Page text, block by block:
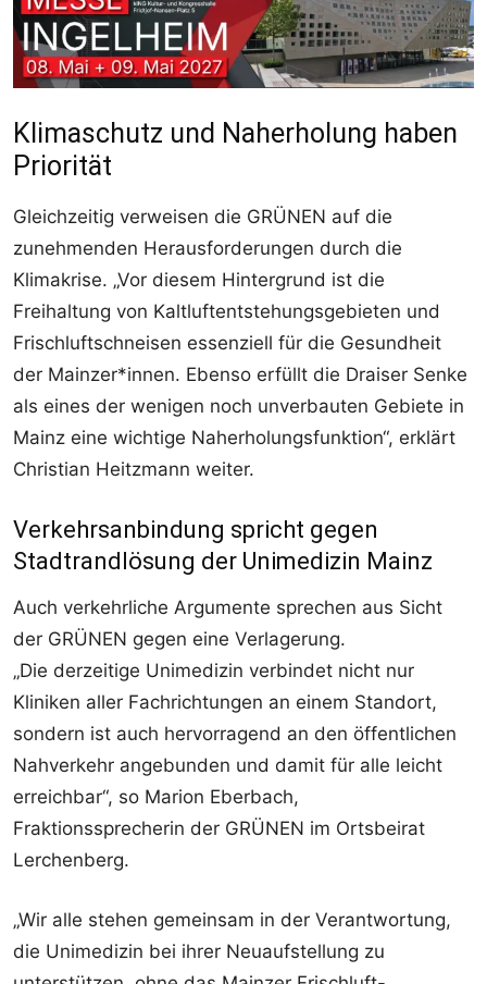
Klimaschutz und Naherholung haben
Priorität
Gleichzeitig verweisen die GRÜNEN auf die
zunehmenden Herausforderungen durch die
Klimakrise. „Vor diesem Hintergrund ist die
Freihaltung von Kaltluftentstehungsgebieten und
Frischluftschneisen essenziell für die Gesundheit
der Mainzer*innen. Ebenso erfüllt die Draiser Senke
als eines der wenigen noch unverbauten Gebiete in
Mainz eine wichtige Naherholungsfunktion“, erklärt
Christian Heitzmann weiter.
Verkehrsanbindung spricht gegen
Stadtrandlösung der Unimedizin Mainz
Auch verkehrliche Argumente sprechen aus Sicht
der GRÜNEN gegen eine Verlagerung.
„Die derzeitige Unimedizin verbindet nicht nur
Kliniken aller Fachrichtungen an einem Standort,
sondern ist auch hervorragend an den öffentlichen
Nahverkehr angebunden und damit für alle leicht
erreichbar“, so Marion Eberbach,
Fraktionssprecherin der GRÜNEN im Ortsbeirat
Lerchenberg.
„Wir alle stehen gemeinsam in der Verantwortung,
die Unimedizin bei ihrer Neuaufstellung zu